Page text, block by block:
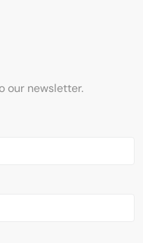
our newsletter.